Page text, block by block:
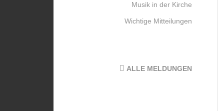
Musik in der Kirche
Wichtige Mitteilungen
ALLE MELDUNGEN